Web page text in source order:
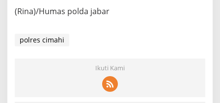
(Rina)/Humas polda jabar
polres cimahi
Ikuti Kami